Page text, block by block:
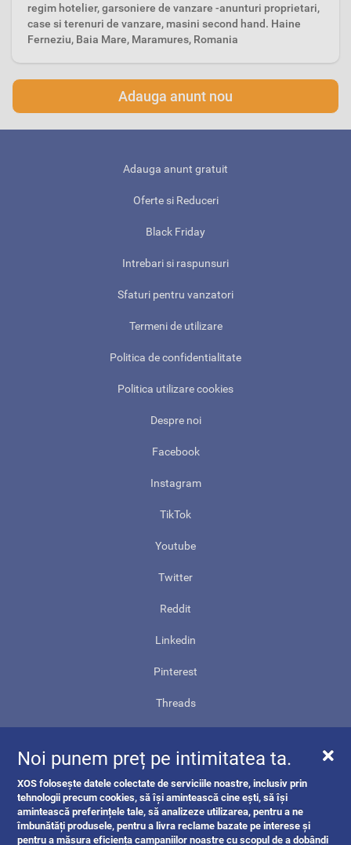
regim hotelier, garsoniere de vanzare -anunturi proprietari,
case si terenuri de vanzare, masini second hand. Haine
Ferneziu, Baia Mare, Maramures, Romania
Adauga anunt nou
Adauga anunt gratuit
Oferte si Reduceri
Black Friday
Intrebari si raspunsuri
Sfaturi pentru vanzatori
Termeni de utilizare
Politica de confidentialitate
Politica utilizare cookies
Despre noi
Facebook
Instagram
TikTok
Youtube
Twitter
Reddit
Linkedin
Pinterest
Threads
Harta site-ului
ANPC
Noi punem preț pe intimitatea ta.
XOS folosește datele colectate de serviciile noastre, inclusiv prin
tehnologii precum cookies, să își amintească cine ești, să își
amintească preferințele tale, să analizeze utilizarea, pentru a ne
îmbunătăți produsele, pentru a livra reclame bazate pe interese și
pentru a măsura eficiența campaniilor noastre cu scopul de a dobândi